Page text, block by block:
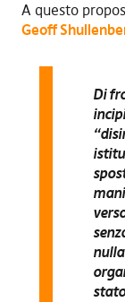
A questo
Geoff
Di